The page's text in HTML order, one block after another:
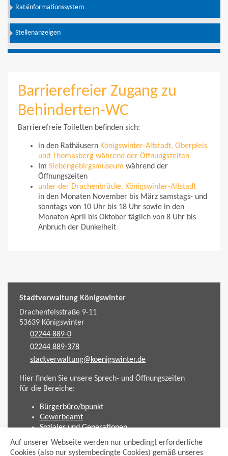
Auf unserer Webseite werden nur unbedingt erforderliche
Cookies (also nur systembedingte Cookies) gemäß unseres
Ratsinformationssystem
Stellenanzeigen
Barrierefreier Zugang zu
Behinderten-WC
Barrierefreie Toiletten befinden sich:
in den Rathäusern Königswinter-Altstadt, Oberpleis
und Thomasberg während der Öffnungszeiten
Im Siebengebirgsmuseum während der
Öffnungszeiten
unter der Drachenbrücke, Königswinter-Altstadt
in den Monaten November bis März samstags- und
sonntags von 10 Uhr bis 18 Uhr sowie in den
Monaten April bis Oktober täglich von 8 Uhr bis
Anbruch der Dunkelheit
Stadtverwaltung Königswinter
Drachenfelsstraße 9-11
53639Königswinter
02244 889-0
02244 889-378
stadtverwaltung@koenigswinter.de
Hier finden Sie unsere Sprech- und Öffnungszeiten
für die Bereiche:
Bürgerbüro/bpunkt
Gewerbeamt
Soziales und Generationen
Standesamt
Friedhofsverwaltung